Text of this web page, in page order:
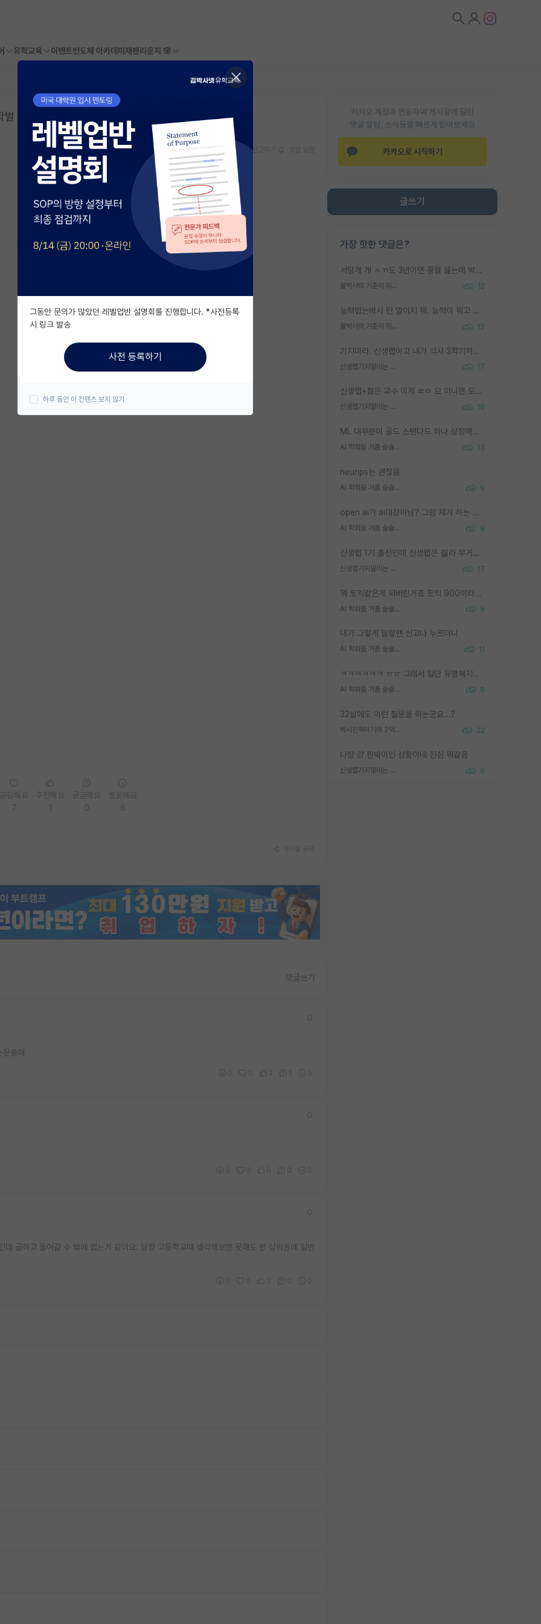
유학교육 이벤트반도체 아카데미 재팬라운지 🌸
카카오 계정과 연동하여 게시글에 달린
댓글 알람, 소식등을 빠르게 받아보세요
카카오로 시작하기
글쓰기
가장 핫한 댓글은?
서당개 개 ㅅㄲ도 3년이면 풍월 읊는데 박사 5년 이상 대리고 있으면서 물된건 교수 탓 맞는ㄱ게 거기가 서당이 아니란 소리임
물박사의 기준이 뭐임? 12
능력없는박사 란 말이지 뭐. 능력이 뭐고 능력이 있다는게 뭔지는 사람마다 기준이 다르니까 얘기해봐야 서로 자기 기준만 얘기해서 논쟁이 끝이 안나고. 주위에서 능력있고 야심있는 신입생이 교수가 유의미한 피드백을 아예 안주면서 제대로된 과제에 참여해볼 기회도 제공하지 않고 잡일 뺑뺑이만 돌려서 맨날 단순작업만 하면서 밤새다가 눈빛이 점점 죽어가는걸 본 사람은 물박사는 교수탓이라고 하고, 교수는 이것저것 알려도 주고 기회도 주고 사수 동기 붙여주면서 어떻게든 끌고가려고 하는데 본인이 매일 뺀질거리면서 출근 하는둥마는둥 하다가 기껏 와서도 폰이나 쳐다보다가 실험 망치고 저녁약속있어서 먼저 가볼게요~ 하는걸 본 사람은 물박사는 본인탓이라고 함.
물박사의 기준이 뭐임? 13
가지마라. 신생랩이고 내가 석사 3학기차인데 최고참인데 나도 아무것도 모르는데 교수가 후배들 왜 논문 교육 안시키냐. 논문 왜 안 써오냐 닦달한다
신생랩가지말라는 이유가 있었구나 17
신생랩+젊은 교수 이게 ㄹㅇ 모 아니면 도인듯.
신생랩가지말라는 이유가 있었구나 16
ML 대부분이 골드 스탠다드 하나 상정해놓고 (벤치마크 데이터셋이 여러 개면 여러 개 상정) 그거 얼마나 잘 맞추나 싸움임 가끔 번뜩이는 설계 철학을 보여주는 논문들도 있지만 대부분 그거 성적 얼마나 더 올리느라에 혈안이 되어 있는 측면이 잇음
AI 학회들 거품 슬슬 지적이 나오네요 13
neurips는 괜찮음
AI 학회들 거품 슬슬 지적이 나오네요 9
open ai가 ai대장아님? 그럼 쟤가 하는 말이 다 맞겠네
AI 학회들 거품 슬슬 지적이 나오네요 8
신생랩 1기 출신인데 신생랩은 줠라 무거운 바벨 같은거임. 들면 대박인데 못들면 깔려 죽음. 아무도 알려주지 않는 환경에서 자생해야하지만, 일단 살아남았다면 그 어떤 사람보다 악착같고 생존력 높은 사람으로 거듭날 수 있음
신생랩가지말라는 이유가 있었구나 17
뭐 토익같은게 되버린거죠 토익 900이라고 영어잘하는건 아닙니다만 잘하는사람은 다 900을 넘는 그런
AI 학회들 거품 슬슬 지적이 나오네요 9
내가 그렇게 말할땐 신고나 누르더니
AI 학회들 거품 슬슬 지적이 나오네요 11
ㅋㅋㅋㅋㅋㅋ ㅠㅠ 그래서 일단 유명해지는게 중요한거같습니다
AI 학회들 거품 슬슬 지적이 나오네요 8
32살에도 이런 질문을 하는군요...?
박사진학하기에 2억은 괜찮은 (?) 정도의 경제력인가요 22
나랑 걍 판박이인 상황이네 진심 뭐같음
신생랩가지말라는 이유가 있었구나 8
낮은 분들 필수정독)
스크랩 신고하기
댓글쓰기
쓸래
굽히고 들어갈 수 밖에 없는거 같아요. 당장 고등학교때 생각해보면 못해도 반 상위권에 일반
그동안 문의가 많았던 레벨업반 설명회를 진행합니다. *사전등록
시 링크 발송
사전 등록하기
하루 동안 이 컨텐츠 보지 않기